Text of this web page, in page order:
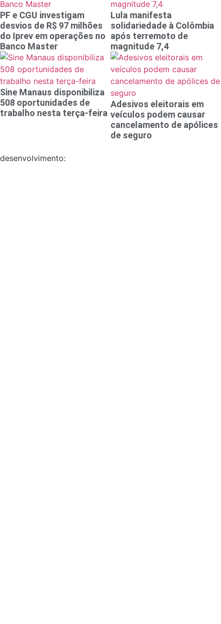
PF e CGU investigam
desvios de R$ 97 milhões
do Iprev em operações no
Banco Master
Lula manifesta
solidariedade à Colômbia
após terremoto de
magnitude 7,4
Sine Manaus disponibiliza
508 oportunidades de
trabalho nesta terça-feira
Adesivos eleitorais em
veículos podem causar
cancelamento de apólices
de seguro
desenvolvimento: